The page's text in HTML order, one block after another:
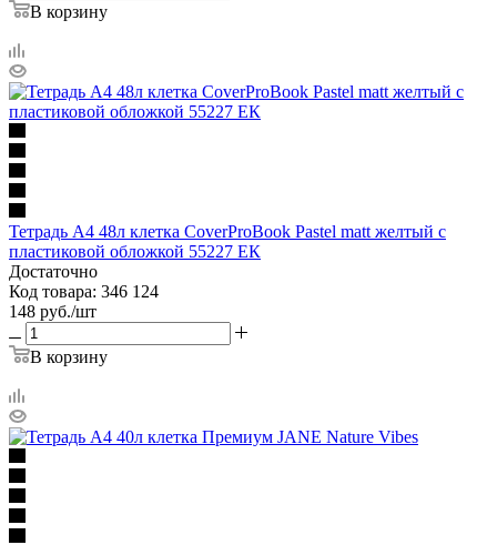
В корзину
Тетрадь А4 48л клетка CoverProBook Pastel matt желтый с
пластиковой обложкой 55227 ЕК
Достаточно
Код товара: 346 124
148 руб./шт
В корзину